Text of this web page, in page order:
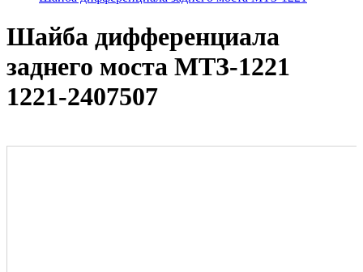
Шайба дифференциала
заднего моста МТЗ-1221
1221-2407507